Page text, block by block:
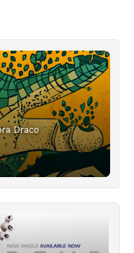
Draco